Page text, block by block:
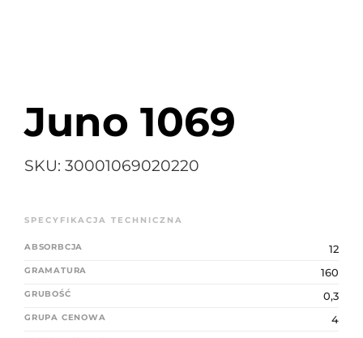
Juno 1069
SKU: 30001069020220
ABSORBCJA 12
GRAMATURA 160
GRUBOŚĆ 0,3
GRUPA CENOWA 4